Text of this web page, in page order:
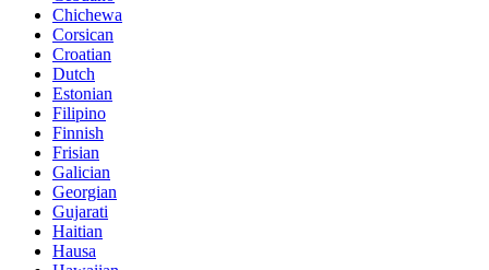
Chichewa
Corsican
Croatian
Dutch
Estonian
Filipino
Finnish
Frisian
Galician
Georgian
Gujarati
Haitian
Hausa